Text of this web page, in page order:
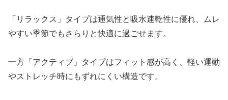
「リラックス」タイプは通気性と吸水速乾性に優れ、ムレ
やすい季節でもさらりと快適に過ごせます。
一方「アクティブ」タイプはフィット感が高く、軽い運動
やストレッチ時にもずれにくい構造です。